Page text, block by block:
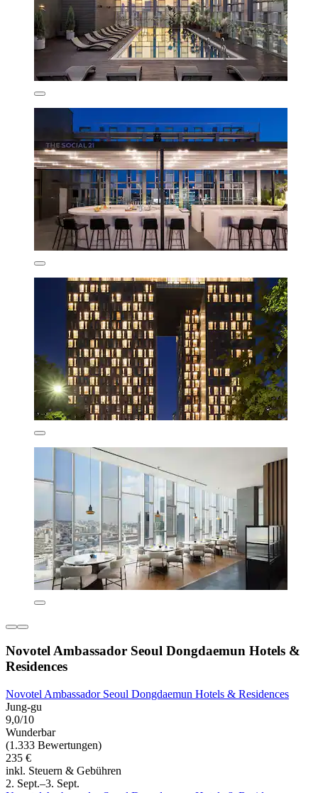
Novotel Ambassador Seoul Dongdaemun Hotels &
Residences
Novotel Ambassador Seoul Dongdaemun Hotels & Residences
Jung-gu
9,0/10
Wunderbar
(1.333 Bewertungen)
235 €
inkl. Steuern & Gebühren
2. Sept.–3. Sept.